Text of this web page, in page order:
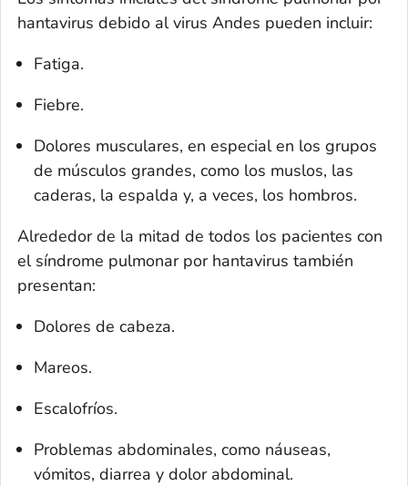
hantavirus debido al virus Andes pueden incluir:
Fatiga.
Fiebre.
Dolores musculares, en especial en los grupos
de músculos grandes, como los muslos, las
caderas, la espalda y, a veces, los hombros.
Alrededor de la mitad de todos los pacientes con
el síndrome pulmonar por hantavirus también
presentan:
Dolores de cabeza.
Mareos.
Escalofríos.
Problemas abdominales, como náuseas,
vómitos, diarrea y dolor abdominal.